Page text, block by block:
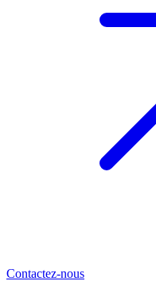
Contactez-nous